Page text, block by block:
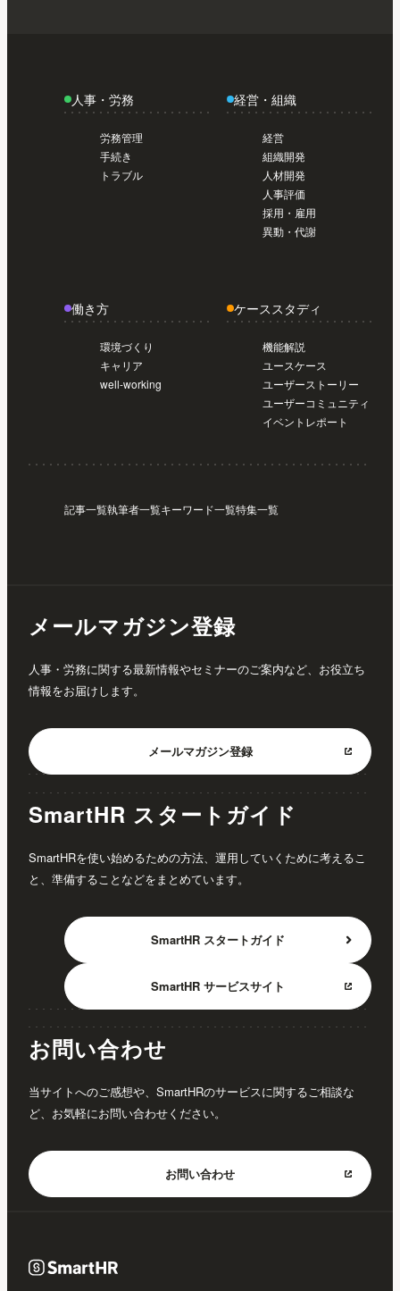
人事・労務
労務管理
手続き
トラブル
経営・組織
経営
組織開発
人材開発
人事評価
採用・雇用
異動・代謝
働き方
環境づくり
キャリア
well-working
ケーススタディ
機能解説
ユースケース
ユーザーストーリー
ユーザーコミュニティ
イベントレポート
記事一覧執筆者一覧キーワード一覧特集一覧
メールマガジン登録
人事・労務に関する最新情報やセミナーのご案内など、お役立ち
情報をお届けします。
メールマガジン登録
SmartHR スタートガイド
SmartHRを使い始めるための方法、運用していくために考えるこ
と、準備することなどをまとめています。
SmartHR スタートガイド
SmartHR サービスサイト
お問い合わせ
当サイトへのご感想や、SmartHRのサービスに関するご相談な
ど、お気軽にお問い合わせください。
お問い合わせ